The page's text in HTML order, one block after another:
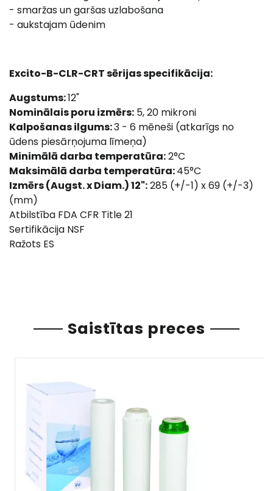
- smaržas un garšas uzlabošana
- aukstajam ūdenim
Excito-B-CLR-CRT sērijas specifikācija:
Augstums:12"
Nominālais poru izmērs: 5, 20 mikroni
Kalpošanas ilgums:3 - 6 mēneši (atkarīgs no
ūdens piesārņojuma līmeņa)
Minimālā darba temperatūra:2°C
Maksimālā darba temperatūra:45°C
Izmērs (Augst. x Diam.) 12":285 (+/-1) x 69 (+/-3)
(mm)
Atbilstība FDA CFR Title 21
Sertifikācija NSF
Ražots ES
Saistītas preces